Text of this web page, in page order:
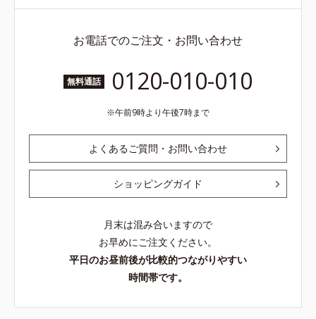
お電話でのご注文・お問い合わせ
無料通話 0120-010-010
午前9時より午後7時まで
よくあるご質問・お問い合わせ
ショッピングガイド
月末は混み合いますので
お早めにご注文ください。
平日のお昼前後が比較的つながりやすい
時間帯です。